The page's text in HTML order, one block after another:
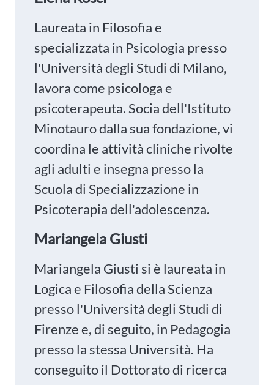
Laureata in Filosofia e
specializzata in Psicologia presso
l'Università degli Studi di Milano,
lavora come psicologa e
psicoterapeuta. Socia dell'Istituto
Minotauro dalla sua fondazione, vi
coordina le attività cliniche rivolte
agli adulti e insegna presso la
Scuola di Specializzazione in
Psicoterapia dell'adolescenza.
Mariangela Giusti
Mariangela Giusti si è laureata in
Logica e Filosofia della Scienza
presso l'Università degli Studi di
Firenze e, di seguito, in Pedagogia
presso la stessa Università. Ha
conseguito il Dottorato di ricerca